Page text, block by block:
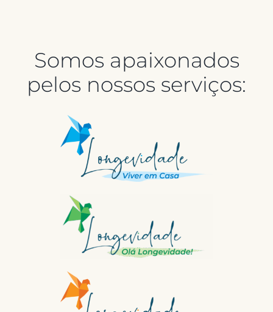
Somos apaixonados
pelos nossos serviços: